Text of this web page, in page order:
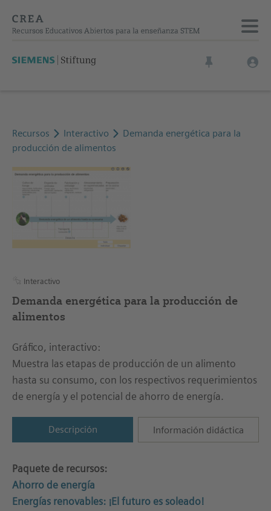
Recursos Interactivo
Demanda energética para la
producción de alimentos
Interactivo
Demanda energética para la producción de
alimentos
Gráfico, interactivo:
Muestra las etapas de producción de un alimento
hasta su consumo, con los respectivos requerimientos
de energía y el potencial de ahorro de energía.
Descripción Información didáctica
Paquete de recursos:
Ahorro de energía
Energías renovables: ¡El futuro es soleado!